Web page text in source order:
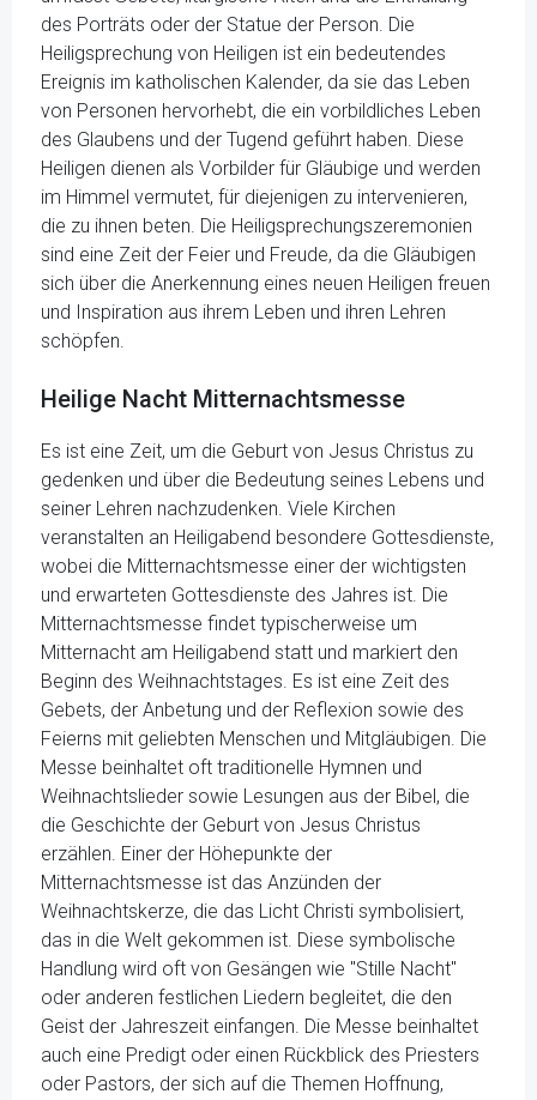
des Porträts oder der Statue der Person. Die
Heiligsprechung von Heiligen ist ein bedeutendes
Ereignis im katholischen Kalender, da sie das Leben
von Personen hervorhebt, die ein vorbildliches Leben
des Glaubens und der Tugend geführt haben. Diese
Heiligen dienen als Vorbilder für Gläubige und werden
im Himmel vermutet, für diejenigen zu intervenieren,
die zu ihnen beten. Die Heiligsprechungszere­monien
sind eine Zeit der Feier und Freude, da die Gläubigen
sich über die Anerkennung eines neuen Heiligen freuen
und Inspiration aus ihrem Leben und ihren Lehren
schöpfen.
Heilige Nacht Mitternachtsmesse
Es ist eine Zeit, um die Geburt von Jesus Christus zu
gedenken und über die Bedeutung seines Lebens und
seiner Lehren nachzudenken. Viele Kirchen
veranstalten an Heiligabend besondere Gottesdienste,
wobei die Mitternachtsmesse einer der wichtigsten
und erwarteten Gottesdienste des Jahres ist. Die
Mitternachtsmesse findet typischerweise um
Mitternacht am Heiligabend statt und markiert den
Beginn des Weihnachtstages. Es ist eine Zeit des
Gebets, der Anbetung und der Reflexion sowie des
Feierns mit geliebten Menschen und Mitgläubigen. Die
Messe beinhaltet oft traditionelle Hymnen und
Weihnachtslieder sowie Lesungen aus der Bibel, die
die Geschichte der Geburt von Jesus Christus
erzählen. Einer der Höhepunkte der
Mitternachtsmesse ist das Anzünden der
Weihnachtskerze, die das Licht Christi symbolisiert,
das in die Welt gekommen ist. Diese symbolische
Handlung wird oft von Gesängen wie "Stille Nacht"
oder anderen festlichen Liedern begleitet, die den
Geist der Jahreszeit einfangen. Die Messe beinhaltet
auch eine Predigt oder einen Rückblick des Priesters
oder Pastors, der sich auf die Themen Hoffnung,